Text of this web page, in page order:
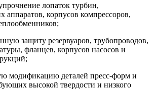
лопаток турбин,
аппаратов, корпусов компрессоров,
защиту резервуаров, трубопроводов,
фланцев, корпусов насосов и
модификацию деталей пресс-форм и
высокой твердости и низкого